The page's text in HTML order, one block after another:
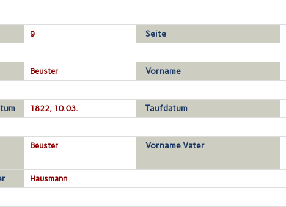
9 Seite
Beuster Vorname
1822, 10.03. Taufdatum
Beuster Vorname Vater
Hausmann